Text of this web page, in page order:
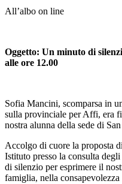
All’albo on line
Oggetto: Un minuto di
alle ore 12.00
Sofia Mancini, scomparsa in
sulla provinciale per Affi, era
nostra alunna della sede di
Accolgo di cuore la proposta
Istituto presso la consulta
di silenzio per esprimere il
famiglia, nella